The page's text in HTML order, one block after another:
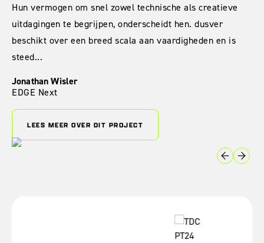
Hun vermogen om snel zowel technische als creatieve
uitdagingen te begrijpen, onderscheidt hen. dusver
beschikt over een breed scala aan vaardigheden en is
steed...
Jonathan Wisler
EDGE Next
LEES MEER OVER DIT PROJECT